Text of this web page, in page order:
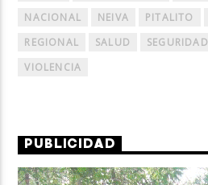
NACIONAL
NEIVA PITALITO
REGIONAL
SALUD SEGURIDAD
VIOLENCIA
PUBLICIDAD